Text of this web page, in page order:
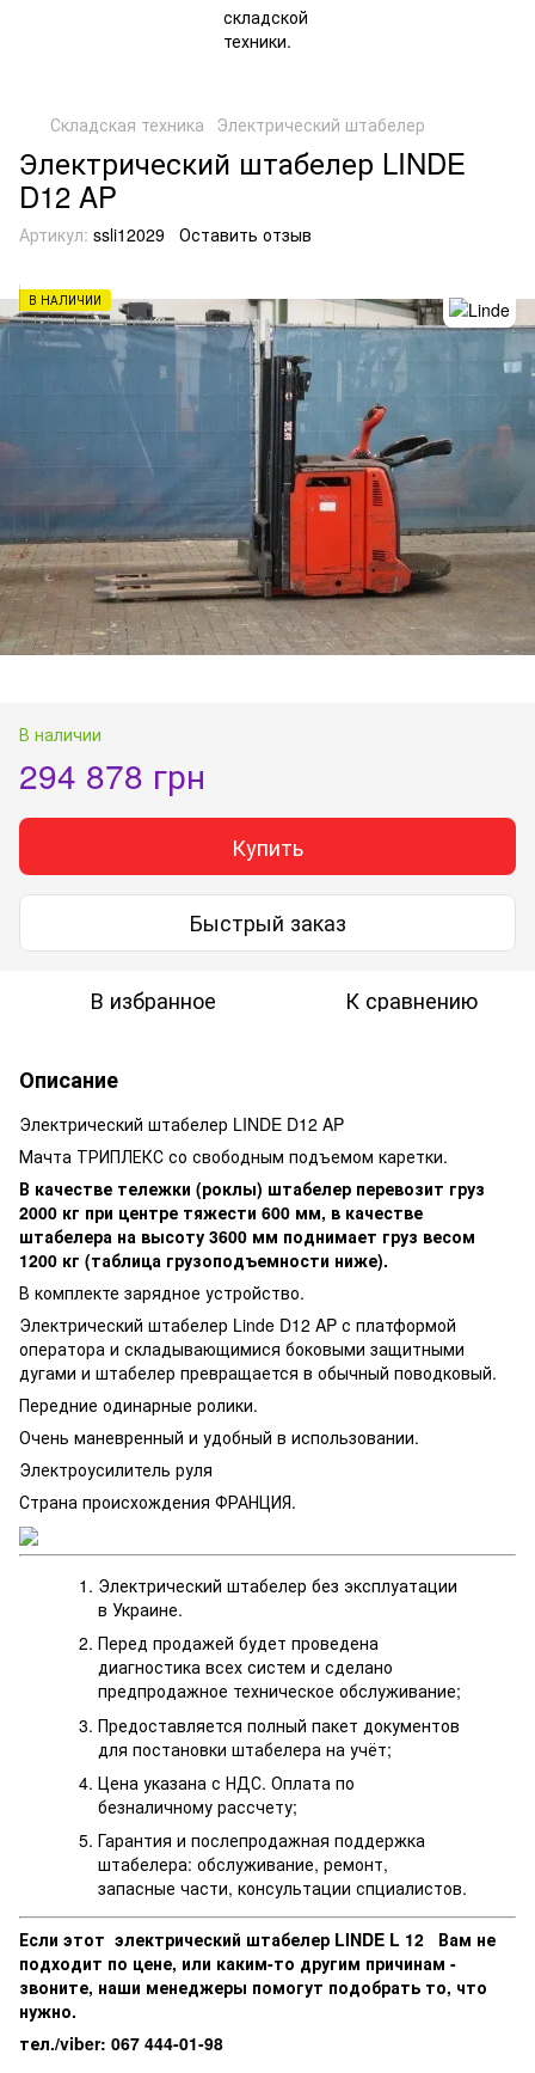
Складская техника Электрический штабелер
Электрический штабелер LINDE
D12 AP
Артикул: ssli12029 Оставить отзыв
В НАЛИЧИИ
В наличии
294 878 грн
Купить
Быстрый заказ
В избранное К сравнению
Описание
Электрический штабелер LINDE D12 AP
Мачта ТРИПЛЕКС со свободным подъемом каретки.
В качестве тележки (роклы) штабелер перевозит груз
2000 кг при центре тяжести 600 мм, в качестве
штабелера на высоту 3600 мм поднимает груз весом
1200 кг (таблица грузоподъемности ниже).
В комплекте зарядное устройство.
Электрический штабелер Linde D12 AP с платформой
оператора и складывающимися боковыми защитными
дугами и штабелер превращается в обычный поводковый.
Передние одинарные ролики.
Очень маневренный и удобный в использовании.
Электроусилитель руля
Страна происхождения ФРАНЦИЯ.
Электрический штабелер без эксплуатации
в Украине.
Перед продажей будет проведена
диагностика всех систем и сделано
предпродажное техническое обслуживание;
Предоставляется полный пакет документов
для постановки штабелера на учёт;
Цена указана с НДС. Оплата по
безналичному рассчету;
Гарантия и послепродажная поддержка
штабелера: обслуживание, ремонт,
запасные части, консультации спциалистов.
Если этот электрический штабелер LINDE L 12
Вам не
подходит по цене, или каким-то другим причинам -
звоните, наши менеджеры помогут подобрать то, что
нужно.
тел./viber: 067 444-01-98